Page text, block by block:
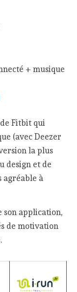
+ musique
Fitbit qui
(avec Deezer
la plus
design et de
agréable à
son application,
de motivation